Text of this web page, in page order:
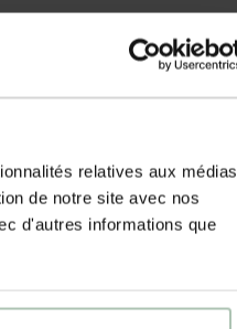
relatives aux médias
de notre site avec nos
d'autres informations que